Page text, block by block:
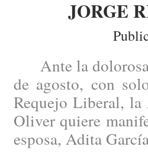
JORGE
Ante la dolorosa
de agosto, con
Requejo Liberal, la
Oliver quiere
esposa, Adita